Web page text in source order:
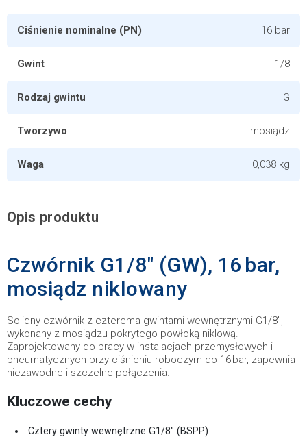
Ciśnienie nominalne (PN) 16 bar
Gwint 1/8
Rodzaj gwintu G
Tworzywo mosiądz
Waga 0,038 kg
Opis produktu
Czwórnik G1/8" (GW), 16 bar,
mosiądz niklowany
Solidny czwórnik z czterema gwintami wewnętrznymi G1/8",
wykonany z mosiądzu pokrytego powłoką niklową.
Zaprojektowany do pracy w instalacjach przemysłowych i
pneumatycznych przy ciśnieniu roboczym do 16 bar, zapewnia
niezawodne i szczelne połączenia.
Kluczowe cechy
Cztery gwinty wewnętrzne G1/8" (BSPP)